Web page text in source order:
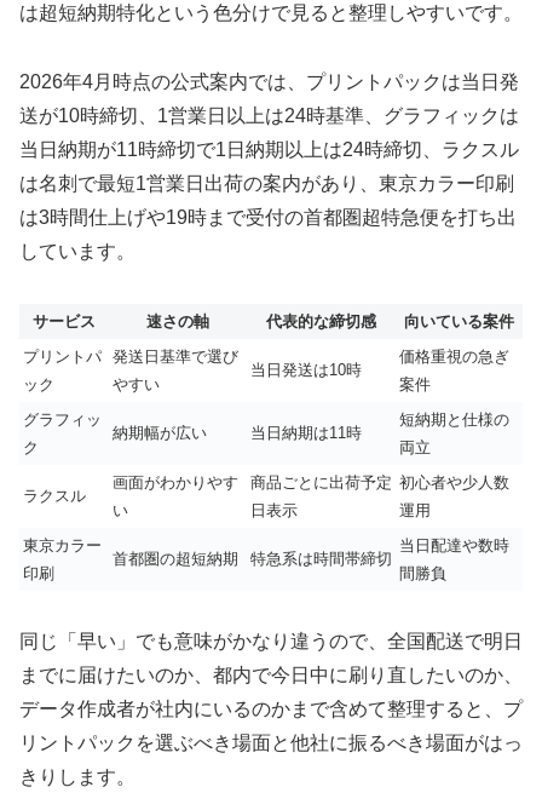
は超短納期特化という色分けで見ると整理しやすいです。
2026年4月時点の公式案内では、プリントパックは当日発
送が10時締切、1営業日以上は24時基準、グラフィックは
当日納期が11時締切で1日納期以上は24時締切、ラクスル
は名刺で最短1営業日出荷の案内があり、東京カラー印刷
は3時間仕上げや19時まで受付の首都圏超特急便を打ち出
しています。
サービス 速さの軸 代表的な締切感
向いている案件
プリントパ
ック
発送日基準で選び
やすい
当日発送は10時
価格重視の急ぎ
案件
グラフィッ
ク
納期幅が広い 当日納期は11時
短納期と仕様の
両立
ラクスル
画面がわかりやす
い
商品ごとに出荷予定
日表示
初心者や少人数
運用
東京カラー
印刷
首都圏の超短納期 特急系は時間帯締切
当日配達や数時
間勝負
同じ「早い」でも意味がかなり違うので、全国配送で明日
までに届けたいのか、都内で今日中に刷り直したいのか、
データ作成者が社内にいるのかまで含めて整理すると、プ
リントパックを選ぶべき場面と他社に振るべき場面がはっ
きりします。